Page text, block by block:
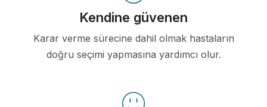
Kendine güvenen
Karar verme sürecine dahil olmak hastaların
doğru seçimi yapmasına yardımcı olur.